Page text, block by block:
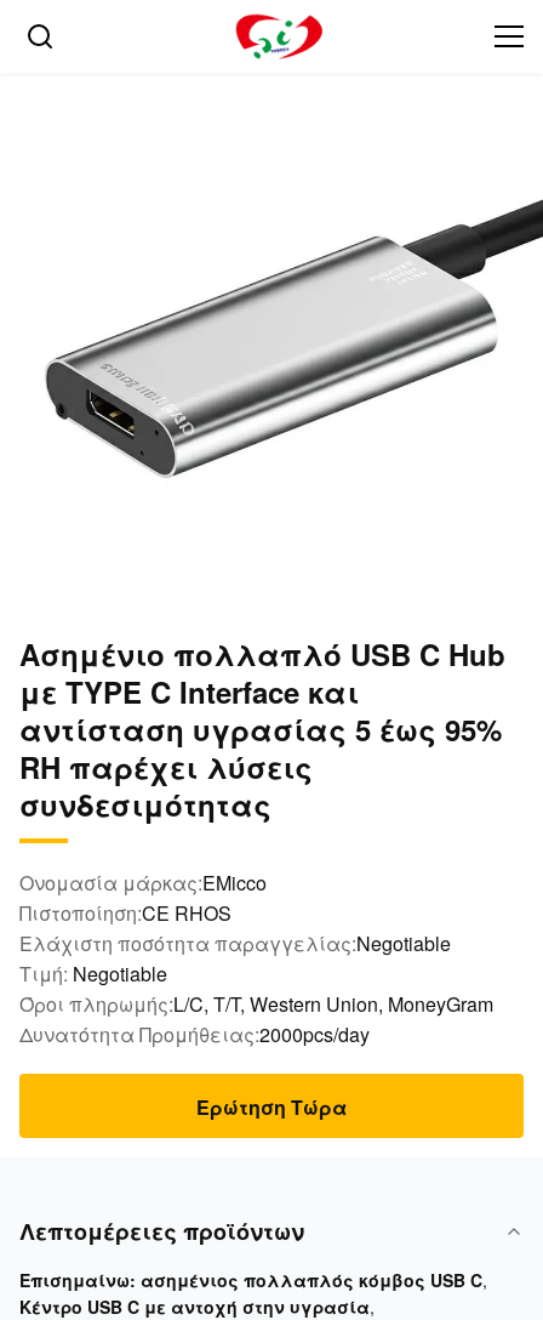
Ασημένιο πολλαπλό USB C Hub
με TYPE C Interface και
αντίσταση υγρασίας 5 έως 95%
RH παρέχει λύσεις
συνδεσιμότητας
Ονομασία μάρκας:EMicco
Πιστοποίηση:CE RHOS
Ελάχιστη ποσότητα παραγγελίας:Negotiable
Τιμή: Negotiable
Όροι πληρωμής:L/C, T/T, Western Union, MoneyGram
Δυνατότητα Προμήθειας:2000pcs/day
Ερώτηση Τώρα
Λεπτομέρειες προϊόντων
Επισημαίνω: ασημένιος πολλαπλός κόμβος USB C,
Κέντρο USB C με αντοχή στην υγρασία,